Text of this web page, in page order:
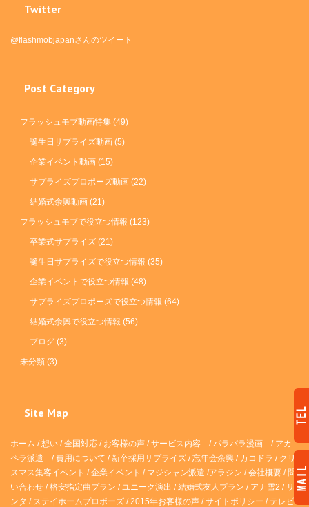
Twitter
@flashmobjapanさんのツイート
Post Category
フラッシュモブ動画特集 (49)
誕生日サプライズ動画 (5)
企業イベント動画 (15)
サプライズプロポーズ動画 (22)
結婚式余興動画 (21)
フラッシュモブで役立つ情報 (123)
卒業式サプライズ (21)
誕生日サプライズで役立つ情報 (35)
企業イベントで役立つ情報 (48)
サプライズプロポーズで役立つ情報 (64)
結婚式余興で役立つ情報 (56)
ブログ (3)
未分類 (3)
Site Map
ホーム /想い /全国対応 / お客様の声 /サービス内容 / パラパラ漫画 / アカ
ペラ派遣 / 費用について / 新卒採用サプライズ /忘年会余興 / カコドラ / クリ
スマス集客イベント /企業イベント / マジシャン派遣 /アラジン /会社概要 /問
い合わせ /格安指定曲プラン / ユニーク演出 /結婚式友人プラン / アナ雪2 /サ
ンタ / ステイホームプロポーズ /2015年お客様の声 /サイトポリシー / テレビ